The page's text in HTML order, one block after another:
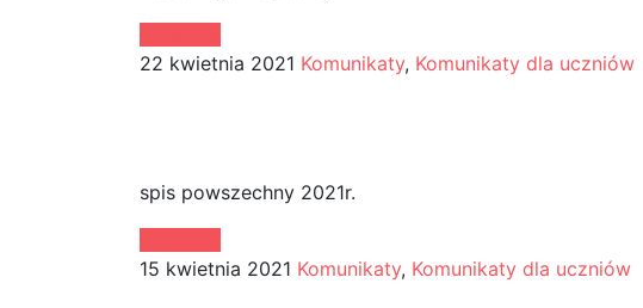
22 kwietnia 2021 Komunikaty, Komunikaty dla uczniów
spis powszechny 2021r.
15 kwietnia 2021 Komunikaty, Komunikaty dla uczniów